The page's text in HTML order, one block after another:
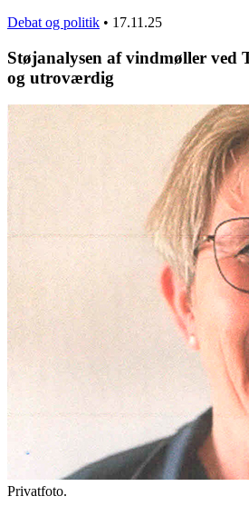
Debat og politik • 17.11.25
Støjanalysen af vindmøller ved
og utroværdig
Privatfoto.